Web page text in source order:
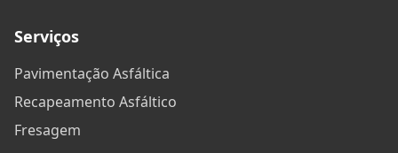
Serviços
Pavimentação Asfáltica
Recapeamento Asfáltico
Fresagem